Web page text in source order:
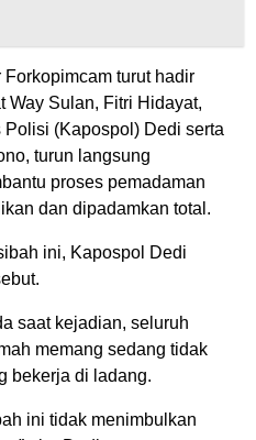
turut hadir
Way Sulan, Fitri Hidayat,
(Kapospol) Dedi serta
turun langsung
proses pemadaman
dan dipadamkan total.
ini, Kapospol Dedi
saat kejadian, seluruh
memang sedang tidak
bekerja di ladang.
ini tidak menimbulkan